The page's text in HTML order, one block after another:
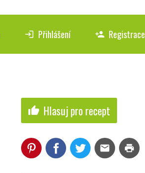
login Přihlášení person_add Registrace
thumb_up Hlasuj pro recept
mail print